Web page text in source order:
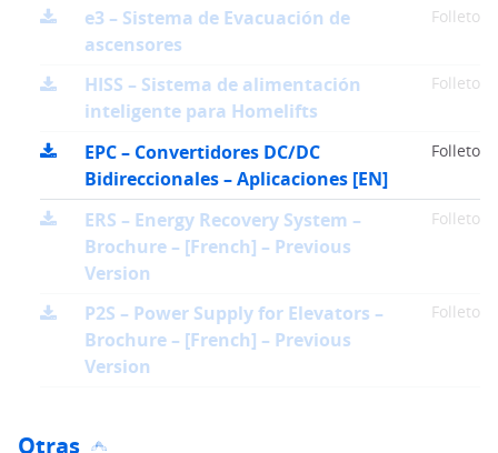
e3 – Sistema de Evacuación de
ascensores
Folleto
HISS – Sistema de alimentación
inteligente para Homelifts
Folleto
EPC – Convertidores DC/DC
Bidireccionales – Aplicaciones [EN]
Folleto
ERS – Energy Recovery System –
Brochure – [French] – Previous
Version
Folleto
P2S – Power Supply for Elevators –
Brochure – [French] – Previous
Version
Folleto
Otras